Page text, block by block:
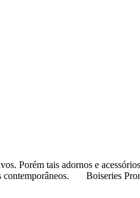
Porém tais adornos e
contemporâneos. Boiseries